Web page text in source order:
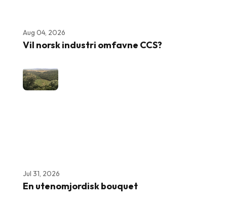
Aug 04, 2026
Vil norsk industri omfavne CCS?
Jul 31, 2026
En utenomjordisk bouquet